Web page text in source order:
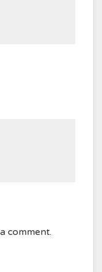
comment.